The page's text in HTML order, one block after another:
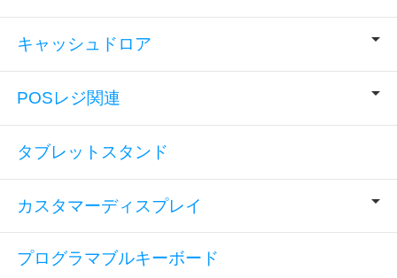
キャッシュドロア
POSレジ関連
タブレットスタンド
カスタマーディスプレイ
プログラマブルキーボード